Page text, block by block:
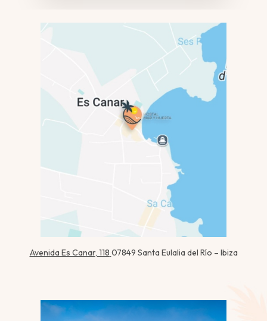
Avenida Es Canar, 118 07849 Santa Eulalia del Río – Ibiza